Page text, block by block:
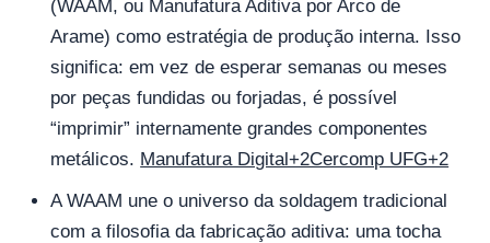
(WAAM, ou Manufatura Aditiva por Arco de
Arame) como estratégia de produção interna. Isso
significa: em vez de esperar semanas ou meses
por peças fundidas ou forjadas, é possível
“imprimir” internamente grandes componentes
metálicos. Manufatura Digital+2Cercomp UFG+2
A WAAM une o universo da soldagem tradicional
com a filosofia da fabricação aditiva: uma tocha